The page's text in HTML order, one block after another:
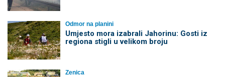
Odmor na planini
Umjesto mora izabrali Jahorinu: Gosti iz
regiona stigli u velikom broju
Zenica